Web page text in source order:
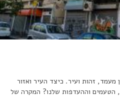
מעמד, זהות ועיר. כיצד העיר ואזור
הטעמים וההעדפות שלנו? המקרה של